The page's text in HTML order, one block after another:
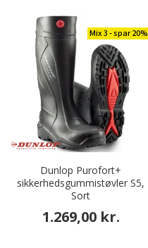
Mix 3 - spar 20%
Dunlop Purofort+
sikkerhedsgummistøvler S5,
Sort
1.269,00 kr.